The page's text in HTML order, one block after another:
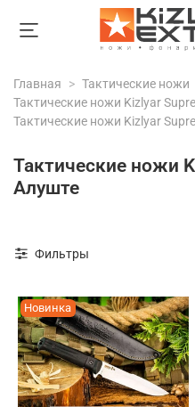
Главная
Тактические ножи
Тактические ножи Kizlyar
Тактические ножи Kizlyar
Тактические ножи
Алуште
Фильтры
Новинка